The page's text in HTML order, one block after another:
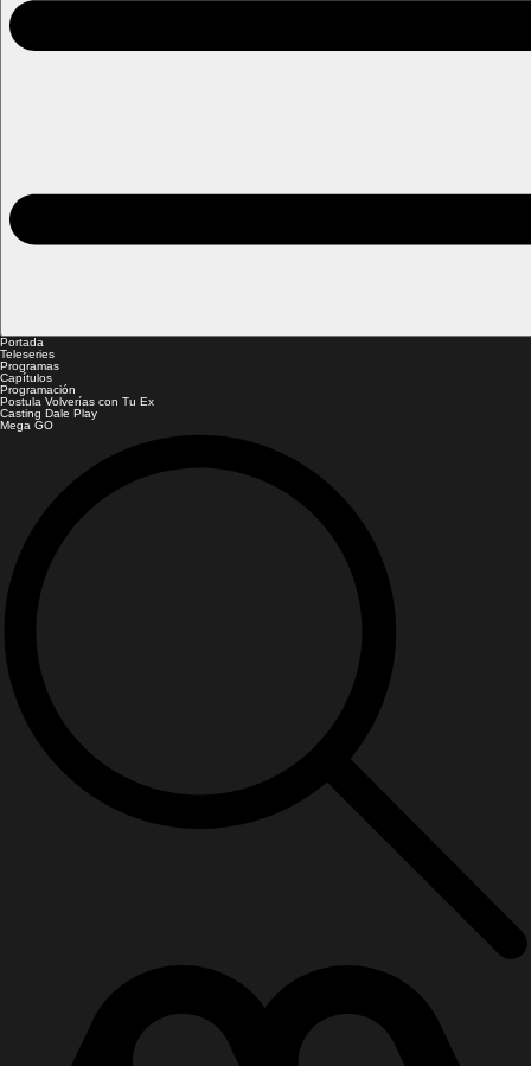
Portada
Teleseries
Programas
Capítulos
Programación
Postula Volverías con Tu Ex
Casting Dale Play
Mega GO